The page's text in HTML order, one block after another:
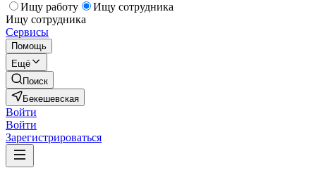
Ищу работу
Ищу сотрудника
Ищу сотрудника
Сервисы
Помощь
Ещё
Поиск
Бекешевская
Войти
Войти
Зарегистрироваться